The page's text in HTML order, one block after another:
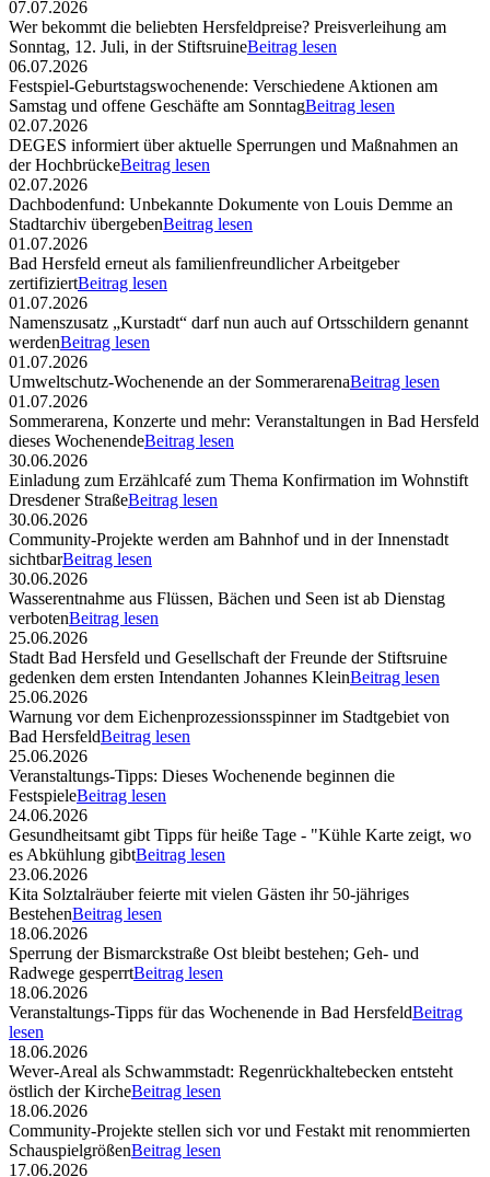
07.07.2026
Wer bekommt die beliebten Hersfeldpreise? Preisverleihung am
Sonntag, 12. Juli, in der StiftsruineBeitrag lesen
06.07.2026
Festspiel-Geburtstagswochenende: Verschiedene Aktionen am
Samstag und offene Geschäfte am SonntagBeitrag lesen
02.07.2026
DEGES informiert über aktuelle Sperrungen und Maßnahmen an
der HochbrückeBeitrag lesen
02.07.2026
Dachbodenfund: Unbekannte Dokumente von Louis Demme an
Stadtarchiv übergebenBeitrag lesen
01.07.2026
Bad Hersfeld erneut als familienfreundlicher Arbeitgeber
zertifiziertBeitrag lesen
01.07.2026
Namenszusatz „Kurstadt“ darf nun auch auf Ortsschildern genannt
werdenBeitrag lesen
01.07.2026
Umweltschutz-Wochenende an der SommerarenaBeitrag lesen
01.07.2026
Sommerarena, Konzerte und mehr: Veranstaltungen in Bad Hersfeld
dieses WochenendeBeitrag lesen
30.06.2026
Einladung zum Erzählcafé zum Thema Konfirmation im Wohnstift
Dresdener StraßeBeitrag lesen
30.06.2026
Community-Projekte werden am Bahnhof und in der Innenstadt
sichtbarBeitrag lesen
30.06.2026
Wasserentnahme aus Flüssen, Bächen und Seen ist ab Dienstag
verbotenBeitrag lesen
25.06.2026
Stadt Bad Hersfeld und Gesellschaft der Freunde der Stiftsruine
gedenken dem ersten Intendanten Johannes KleinBeitrag lesen
25.06.2026
Warnung vor dem Eichenprozessionsspinner im Stadtgebiet von
Bad HersfeldBeitrag lesen
25.06.2026
Veranstaltungs-Tipps: Dieses Wochenende beginnen die
FestspieleBeitrag lesen
24.06.2026
Gesundheitsamt gibt Tipps für heiße Tage - "Kühle Karte zeigt, wo
es Abkühlung gibtBeitrag lesen
23.06.2026
Kita Solztalräuber feierte mit vielen Gästen ihr 50-jähriges
BestehenBeitrag lesen
18.06.2026
Sperrung der Bismarckstraße Ost bleibt bestehen; Geh- und
Radwege gesperrtBeitrag lesen
18.06.2026
Veranstaltungs-Tipps für das Wochenende in Bad HersfeldBeitrag
lesen
18.06.2026
Wever-Areal als Schwammstadt: Regenrückhaltebecken entsteht
östlich der KircheBeitrag lesen
18.06.2026
Community-Projekte stellen sich vor und Festakt mit renommierten
SchauspielgrößenBeitrag lesen
17.06.2026